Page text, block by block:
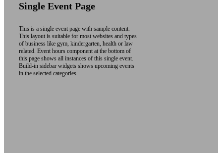
Single Event Page
This is a single event page with sample content.
This layout is suitable for most websites and types
of business like gym, kindergarten, health or law
related. Event hours component at the bottom of
this page shows all instances of this single event.
Build-in sidebar widgets shows upcoming events
in the selected categories.